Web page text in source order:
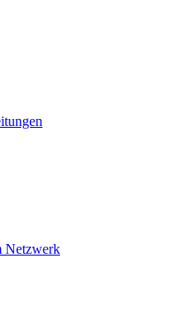
Netzwerk